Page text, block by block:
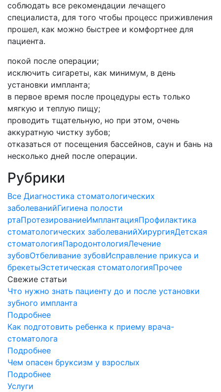
соблюдать все рекомендации лечащего
специалиста, для того чтобы процесс приживления
прошел, как можно быстрее и комфортнее для
пациента.
покой после операции;
исключить сигареты, как минимум, в день
установки импланта;
в первое время после процедуры есть только
мягкую и теплую пищу;
проводить тщательную, но при этом, очень
аккуратную чистку зубов;
отказаться от посещения бассейнов, саун и бань на
несколько дней после операции.
Рубрики
Все Диагностика стоматологических
заболеванийГигиена полости
ртаПротезированиеИмплантацияПрофилактика
стоматологических заболеванийХирургияДетская
стоматологияПародонтологияЛечение
зубовОтбеливание зубовИсправление прикуса и
брекетыЭстетическая стоматологияПрочее
Свежие статьи
Что нужно знать пациенту до и после установки
зубного импланта
Подробнее
Как подготовить ребенка к приему врача-
стоматолога
Подробнее
Чем опасен бруксизм у взрослых
Подробнее
Услуги